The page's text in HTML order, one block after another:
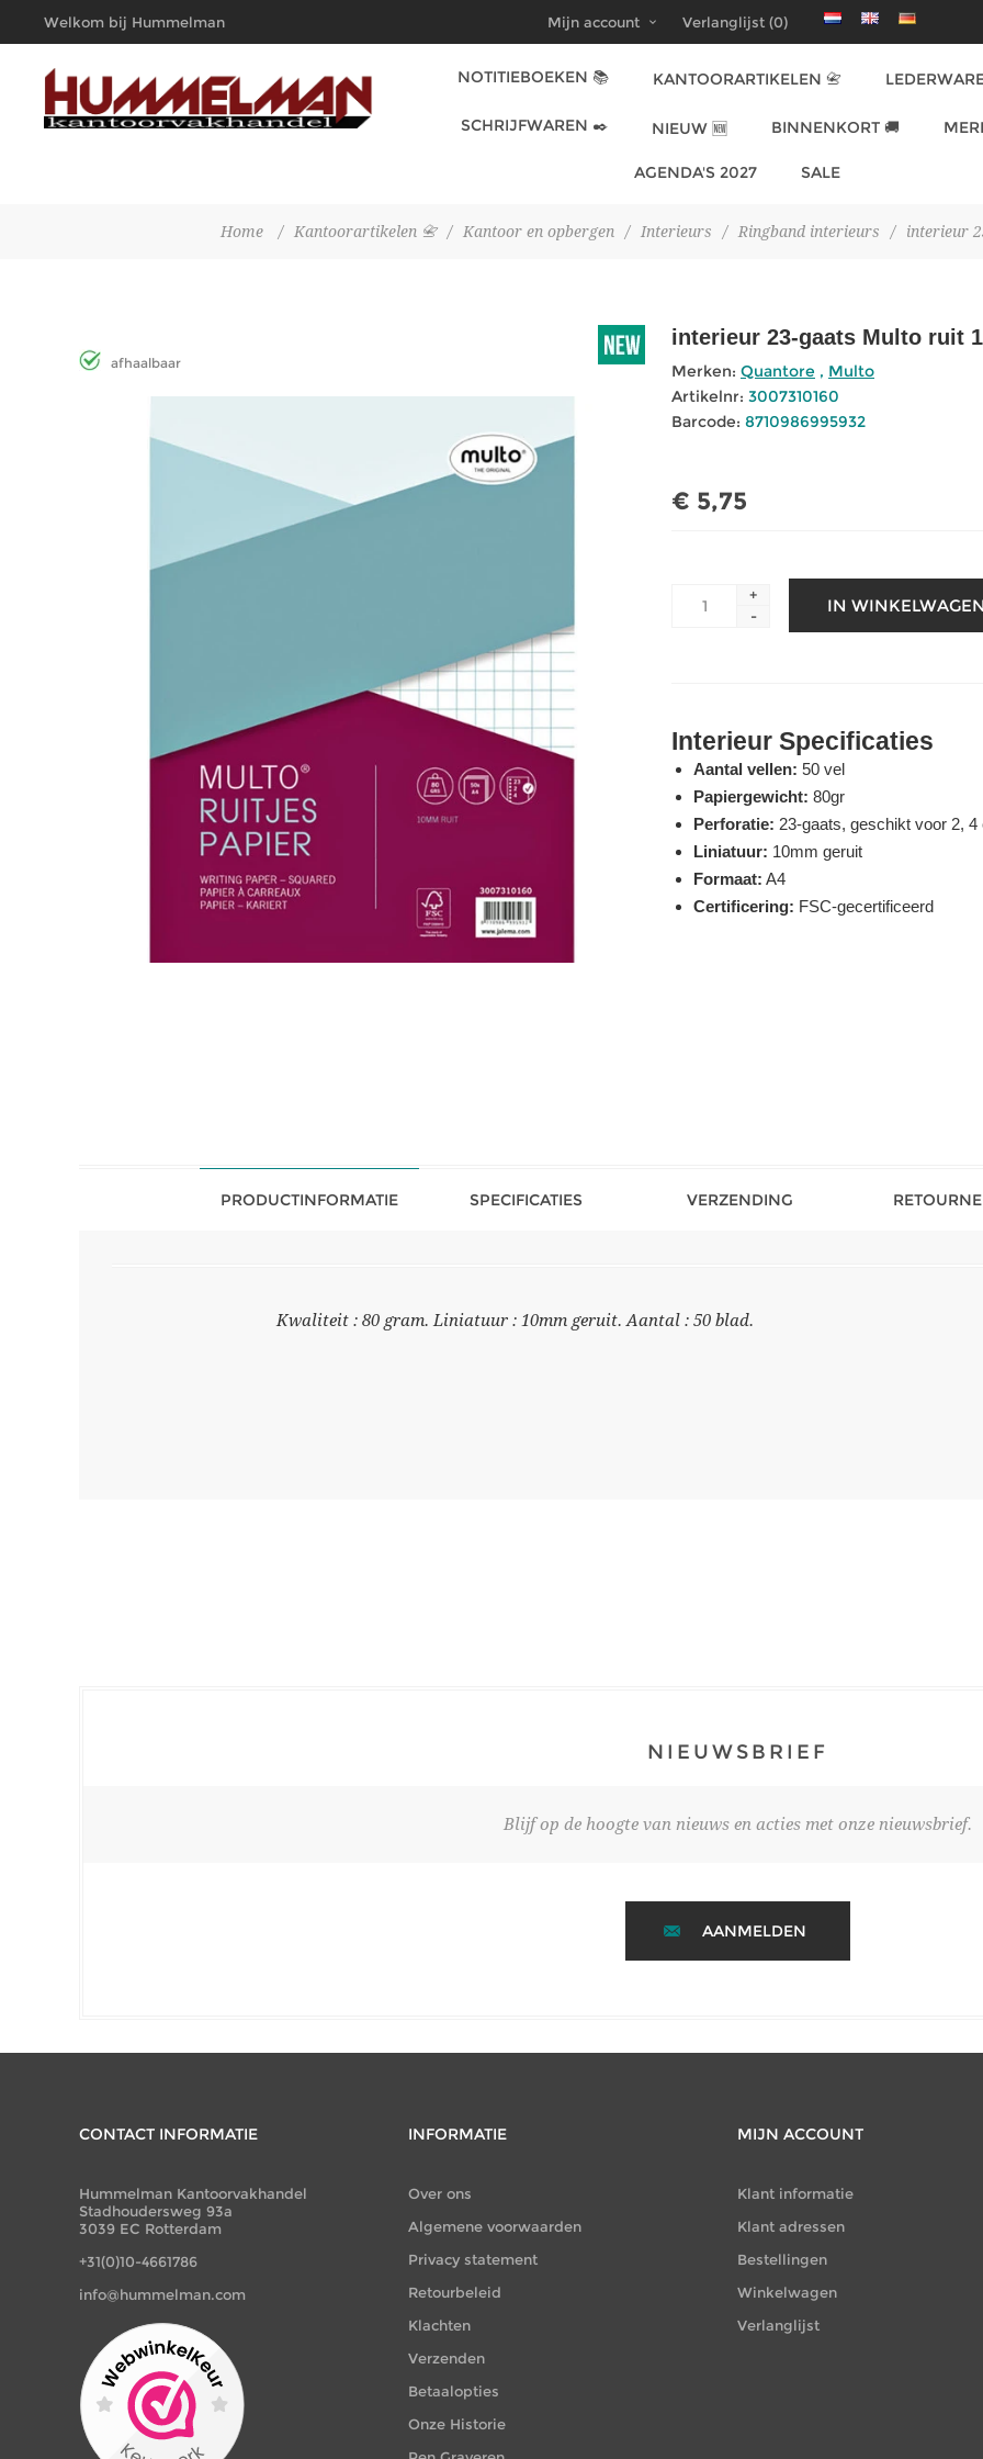
Welkom bij Hummelman
Kantoorvakhandel
Mijn account Verlanglijst (0)
NOTITIEBOEKEN 📚 KANTOORARTIKELEN 📇
SCHRIJFWAREN ✒️ NIEUW 🆕 BINNENKORT 🚚
AGENDA'S 2027 SALE
Home / Kantoorartikelen 📇 / Kantoor en opbergen / Interieurs / Ringband interieurs / interieur
afhaalbaar
interieur 23-gaats Multo ruit
Merken: Quantore , Multo
Artikelnr: 3007310160
Barcode: 8710986995932
€ 5,75
+
-
Interieur Specificaties
Aantal vellen: 50 vel
Papiergewicht: 80gr
Perforatie: 23-gaats, geschikt voor 2, 4
Liniatuur: 10mm geruit
Formaat: A4
Certificering: FSC-gecertificeerd
PRODUCTINFORMATIE SPECIFICATIES VERZENDING
Kwaliteit : 80 gram. Liniatuur : 10mm geruit. Aantal : 50 blad.
NIEUWSBRIEF
Blijf op de hoogte van nieuws en acties met onze nieuwsbrief.
AANMELDEN
CONTACT INFORMATIE
Hummelman Kantoorvakhandel
Stadhoudersweg 93a
3039 EC Rotterdam
+31(0)10-4661786
info@hummelman.com
INFORMATIE
Over ons
Algemene voorwaarden
Privacy statement
Retourbeleid
Klachten
Verzenden
Betaalopties
Onze Historie
MIJN ACCOUNT
Klant informatie
Klant adressen
Bestellingen
Winkelwagen
Verlanglijst